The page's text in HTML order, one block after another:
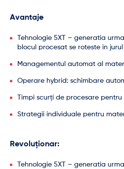
Avantaje
Tehnologie 5XT – generatia
blocul procesat se roteste in
Managementul automat al
Operare hybrid: schimbare
Timpi scurți de procesare
Strategii individuale pentru
Revoluționar:
Tehnologie 5XT – generatia